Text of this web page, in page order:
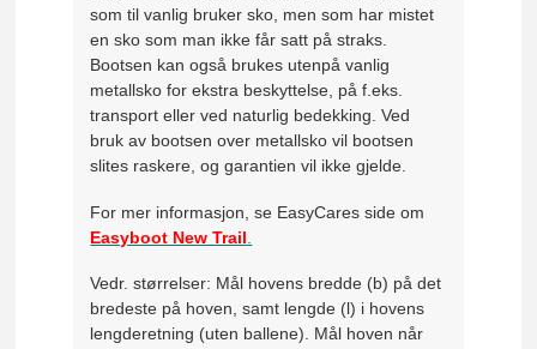
som til vanlig bruker sko, men som har mistet
en sko som man ikke får satt på straks.
Bootsen kan også brukes utenpå vanlig
metallsko for ekstra beskyttelse, på f.eks.
transport eller ved naturlig bedekking. Ved
bruk av bootsen over metallsko vil bootsen
slites raskere, og garantien vil ikke gjelde.
For mer informasjon, se EasyCares side om
Easyboot New Trail
Vedr. størrelser: Mål hovens bredde (b) på det
bredeste på hoven, samt lengde (l) i hovens
lengderetning (uten ballene). Mål hoven når